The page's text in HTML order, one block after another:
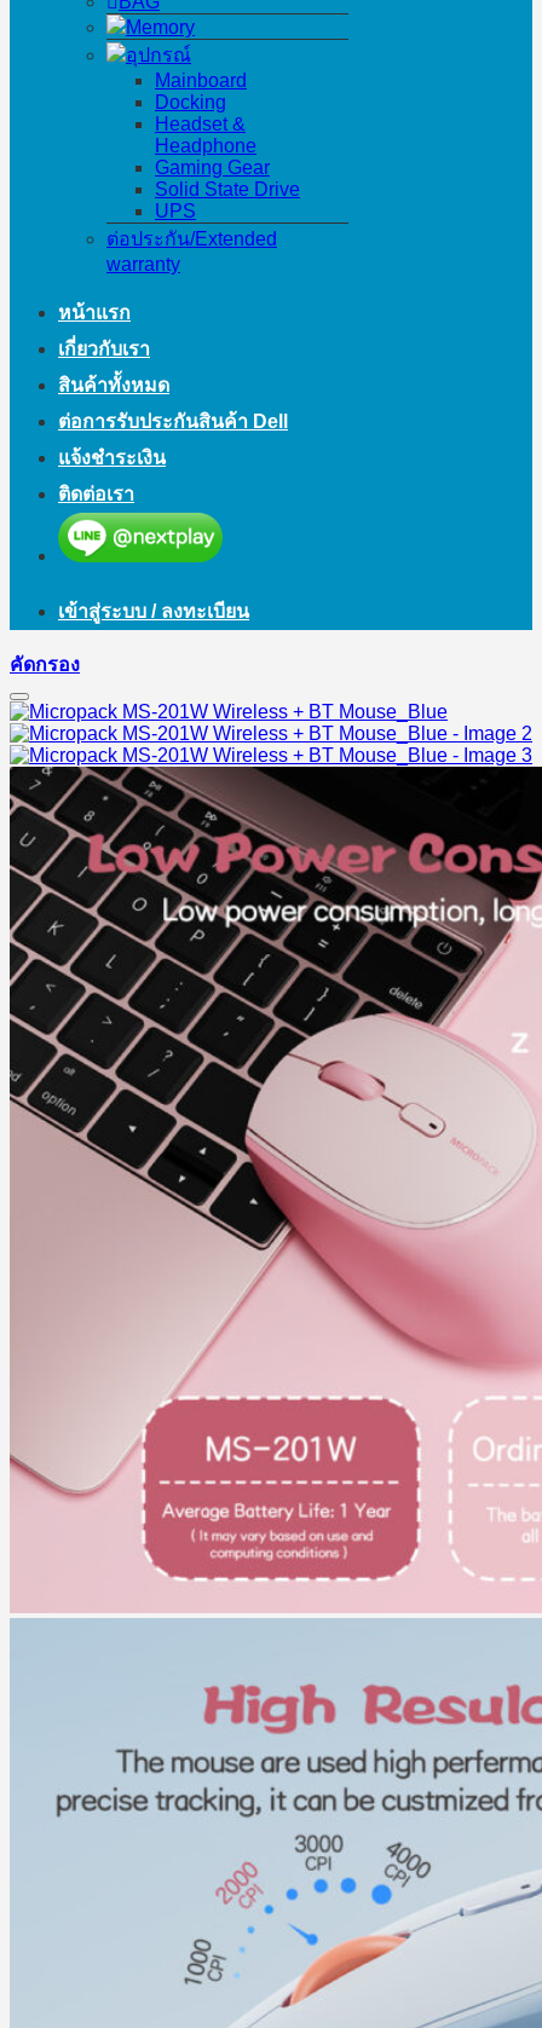
Memory
อุปกรณ์
Mainboard
Docking
Headset &
Headphone
Gaming Gear
Solid State Drive
UPS
ต่อประกัน/Extended
warranty
หน้าแรก
เกี่ยวกับเรา
สินค้าทั้งหมด
ต่อการรับประกันสินค้า Dell
แจ้งชำระเงิน
ติดต่อเรา
เข้าสู่ระบบ / ลงทะเบียน
คัดกรอง